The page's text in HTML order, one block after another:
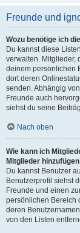
Freunde und
Wozu benötige ich
Du kannst diese
verwalten. Mitglieder,
deinem persönlichen
dort deren
senden. Abhängig
Freunde auch
siehst du seine
Nach oben
Wie kann ich
Mitglieder
Du kannst Benutzer
Benutzerprofil siehst
Freunde und einen
persönlichen Bereich
deren
von den Listen